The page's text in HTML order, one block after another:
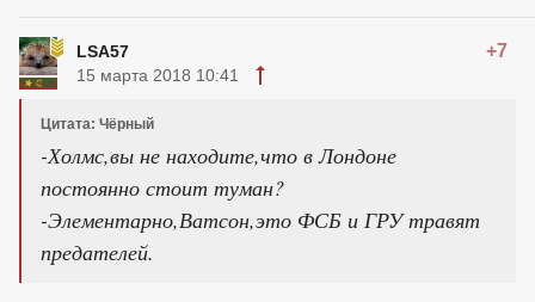
LSA57 +7
15 марта 2018 10:41
Цитата: Чёрный
-Холмс,вы не находите,что в Лондоне
постоянно стоит туман?
-Элементарно,Ватсон,это ФСБ и ГРУ травят
предателей.